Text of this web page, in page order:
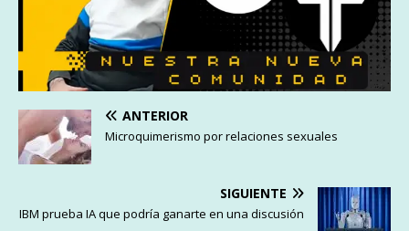
ANTERIOR
Microquimerismo por relaciones sexuales
SIGUIENTE
IBM prueba IA que podría ganarte en una discusión